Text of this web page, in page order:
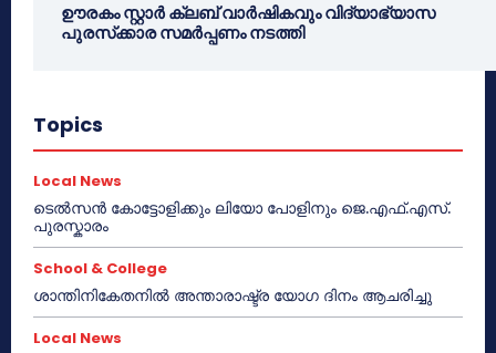
ഊരകം സ്റ്റാർ ക്ലബ് വാർഷികവും വിദ്യാഭ്യാസ
പുരസ്‌ക്കാര സമർപ്പണം നടത്തി
Topics
Local News
ടെൽസൻ കോട്ടോളിക്കും ലിയോ പോളിനും ജെ.എഫ്.എസ്.
പുരസ്കാരം
School & College
ശാന്തിനികേതനിൽ അന്താരാഷ്ട്ര യോഗ ദിനം ആചരിച്ചു
Local News